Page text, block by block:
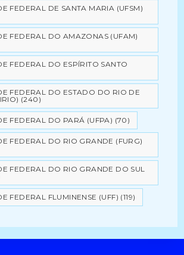
FEDERAL DE SANTA MARIA (UFSM)
FEDERAL DO AMAZONAS (UFAM)
FEDERAL DO ESPÍRITO SANTO
FEDERAL DO ESTADO DO RIO DE
(240)
FEDERAL DO PARÁ (UFPA) (70)
FEDERAL DO RIO GRANDE (FURG)
FEDERAL DO RIO GRANDE DO SUL
FEDERAL FLUMINENSE (UFF) (119)